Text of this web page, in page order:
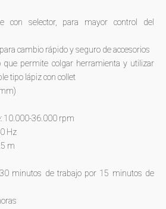
con selector, para mayor control del
cambio rápido y seguro de accesorios
que permite colgar herramienta y utilizar
tipo lápiz con collet
10.000-36.000 rpm
Hz
m
30 minutos de trabajo por 15 minutos de